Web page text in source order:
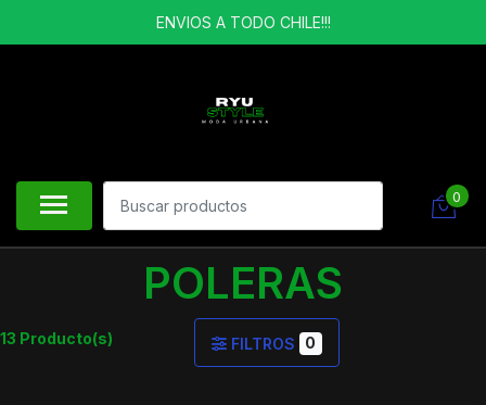
ENVIOS A TODO CHILE!!!
0
POLERAS
13 Producto(s) FILTROS 0